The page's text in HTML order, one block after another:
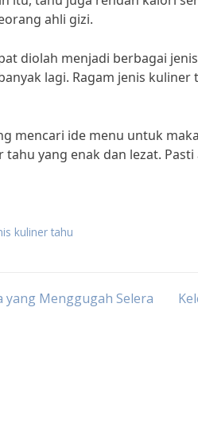
ahli gizi.
diolah menjadi berbagai
lagi. Ragam jenis
mencari ide menu untuk
yang enak dan lezat.
kuliner tahu
yang Menggugah Selera